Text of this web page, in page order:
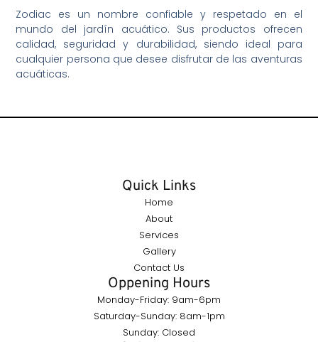
Zodiac es un nombre confiable y respetado en el
mundo del jardín acuático. Sus productos ofrecen
calidad, seguridad y durabilidad, siendo ideal para
cualquier persona que desee disfrutar de las aventuras
acuáticas.
Quick Links
Home
About
Services
Gallery
Contact Us
Oppening Hours
Monday-Friday: 9am-6pm
Saturday-Sunday: 8am-1pm
Sunday: Closed